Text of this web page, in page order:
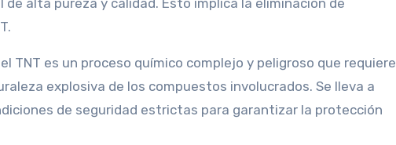
alta pureza y calidad. Esto implica la eliminación de
es un proceso químico complejo y peligroso que requiere
explosiva de los compuestos involucrados. Se lleva a
de seguridad estrictas para garantizar la protección